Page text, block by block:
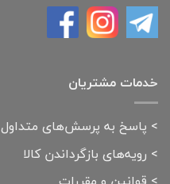
خدمات مشتریان
> پاسخ به پرسش‌های متداول
> رویه‌های بازگرداندن کالا